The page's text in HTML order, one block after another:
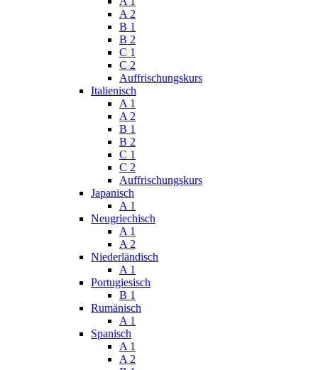
A 2
B 1
B 2
C 1
C 2
Auffrischungskurs
Italienisch
A 1
A 2
B 1
B 2
C 1
C 2
Auffrischungskurs
Japanisch
A 1
Neugriechisch
A 1
A 2
Niederländisch
A 1
Portugiesisch
B 1
Rumänisch
A 1
Spanisch
A 1
A 2